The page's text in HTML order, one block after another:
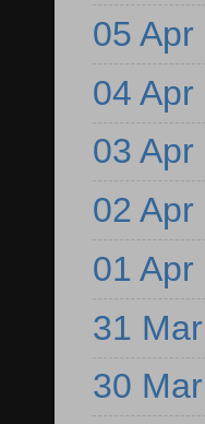
05 Apr
04 Apr
03 Apr
02 Apr
01 Apr
31 Mar
30 Mar